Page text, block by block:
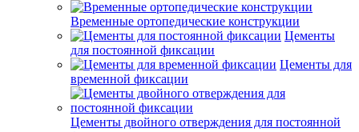
Временные ортопедические конструкции
Цементы
для постоянной фиксации
Цементы для
временной фиксации
Цементы двойного отверждения для постоянной